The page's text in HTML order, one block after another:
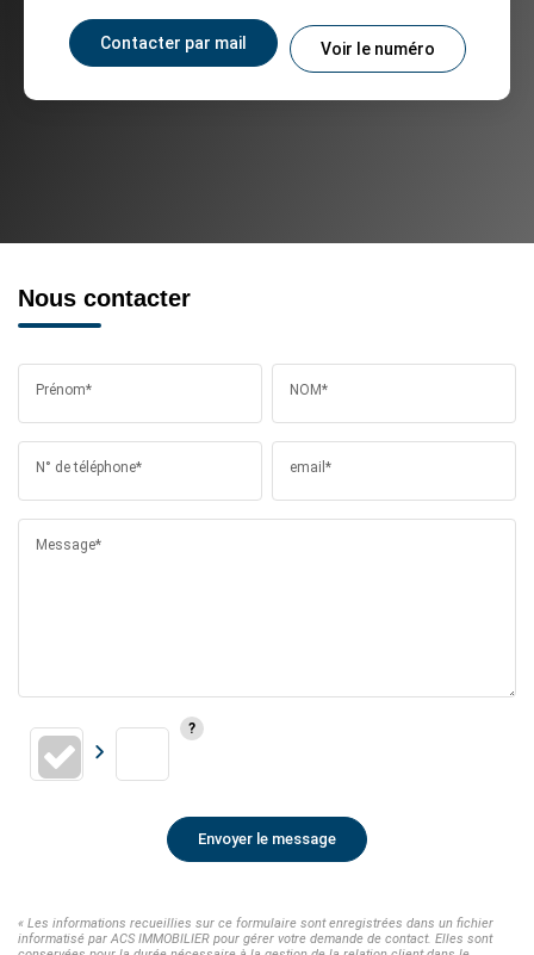
Contacter par mail Voir le numéro
Nous contacter
Prénom* NOM*
N° de téléphone* email*
Message*
Envoyer le message
« Les informations recueillies sur ce formulaire sont enregistrées dans un fichier
informatisé par ACS IMMOBILIER pour gérer votre demande de contact. Elles sont